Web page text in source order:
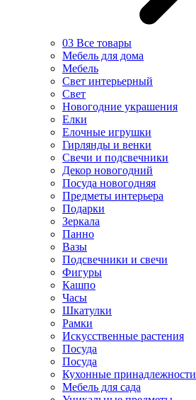
03 Все товары
Мебель для дома
Мебель
Свет интерьерный
Свет
Новогодние украшения
Елки
Елочные игрушки
Гирлянды и венки
Свечи и подсвечники
Декор новогодний
Посуда новогодняя
Предметы интерьера
Подарки
Зеркала
Панно
Вазы
Подсвечники и свечи
Фигуры
Кашпо
Часы
Шкатулки
Рамки
Искусственные растения
Посуда
Посуда
Кухонные принадлежности
Мебель для сада